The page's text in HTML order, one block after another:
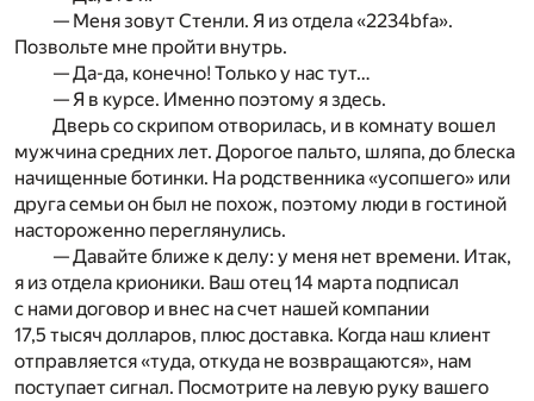
— Меня зовут Стенли. Я из отдела «2234bfa».
Позвольте мне пройти внутрь.
— Да-да, конечно! Только у нас тут…
— Я в курсе. Именно поэтому я здесь.
Дверь со скрипом отворилась, и в комнату вошел
мужчина средних лет. Дорогое пальто, шляпа, до блеска
начищенные ботинки. На родственника «усопшего» или
друга семьи он был не похож, поэтому люди в гостиной
настороженно переглянулись.
— Давайте ближе к делу: у меня нет времени. Итак,
я из отдела крионики. Ваш отец 14 марта подписал
с нами договор и внес на счет нашей компании
17,5 тысяч долларов, плюс доставка. Когда наш клиент
отправляется «туда, откуда не возвращаются», нам
поступает сигнал. Посмотрите на левую руку вашего